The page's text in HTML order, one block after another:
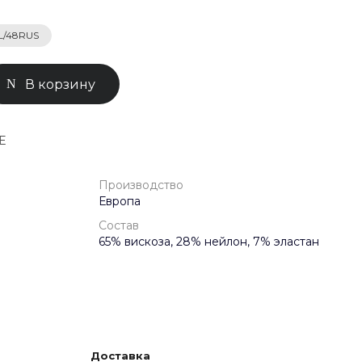
Улица
93к2
48RUS
В корзину
Производство
Европа
Состав
65% вискоза, 28% нейлон, 7% эластан
Доставка